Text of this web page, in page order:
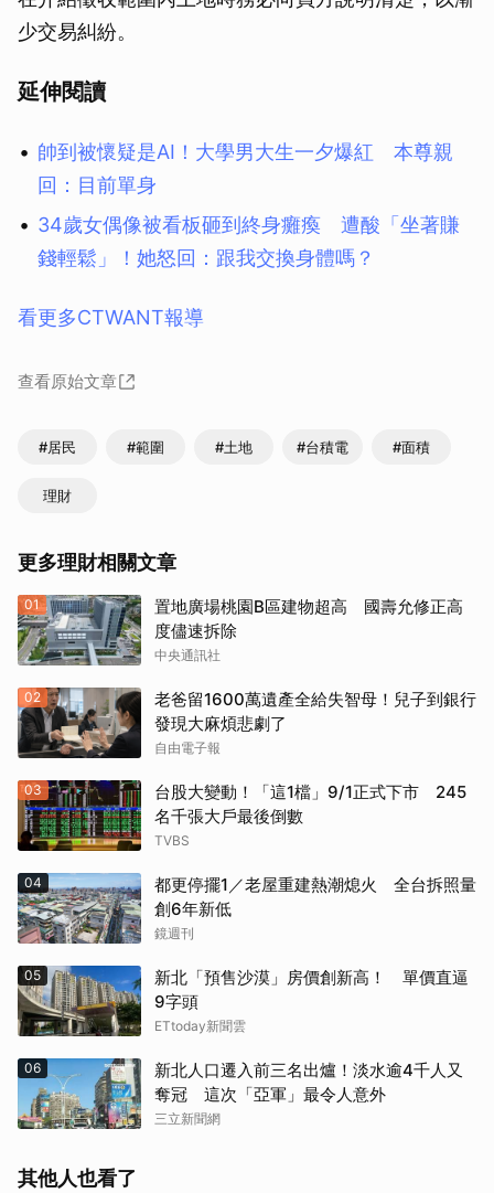
少交易糾紛。
延伸閱讀
帥到被懷疑是AI！大學男大生一夕爆紅 本尊親
回：目前單身
34歲女偶像被看板砸到終身癱瘓 遭酸「坐著賺
錢輕鬆」！她怒回：跟我交換身體嗎？
看更多CTWANT報導
查看原始文章
#居民 #範圍 #土地 #台積電 #面積
理財
更多理財相關文章
01
置地廣場桃園B區建物超高 國壽允修正高
度儘速拆除
中央通訊社
02
老爸留1600萬遺產全給失智母！兒子到銀行
發現大麻煩悲劇了
自由電子報
03
台股大變動！「這1檔」9/1正式下市 245
名千張大戶最後倒數
TVBS
04
都更停擺1／老屋重建熱潮熄火 全台拆照量
創6年新低
鏡週刊
05
新北「預售沙漠」房價創新高！ 單價直逼
9字頭
ETtoday新聞雲
06
新北人口遷入前三名出爐！淡水逾4千人又
奪冠 這次「亞軍」最令人意外
三立新聞網
其他人也看了